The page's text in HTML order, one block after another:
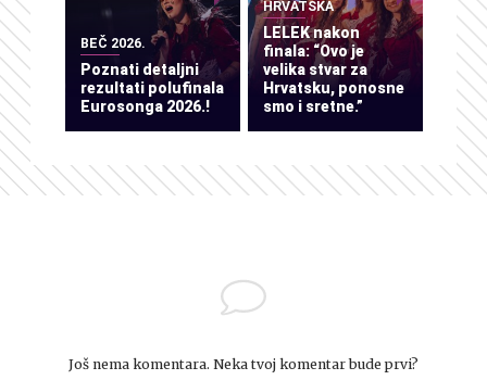
BEČ 2026.
Poznati detaljni
rezultati polufinala
Eurosonga 2026.!
HRVATSKA
LELEK nakon
finala: “Ovo je
velika stvar za
Hrvatsku, ponosne
smo i sretne.”
Još nema komentara. Neka tvoj komentar bude prvi?